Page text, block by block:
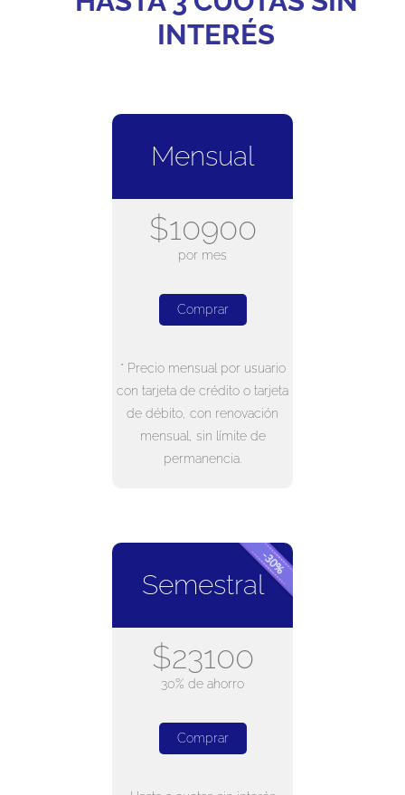
INTERÉS
Mensual
$10900
por mes
Comprar
* Precio mensual por usuario
con tarjeta de crédito o tarjeta
de débito, con renovación
mensual, sin límite de
permanencia.
Semestral
$23100
30% de ahorro
Comprar